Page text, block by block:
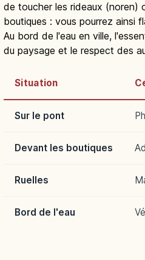
de toucher les rideaux (noren)
boutiques : vous pourrez ainsi
Au bord de l'eau en ville,
du paysage et le respect des
Situation
Sur le pont
Devant les boutiques
Ruelles
Bord de l'eau